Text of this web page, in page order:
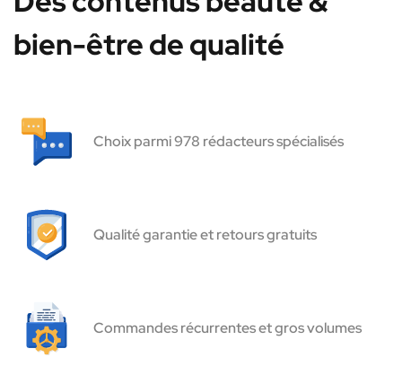
bien-être de qualité
Choix parmi 978 rédacteurs spécialisés
Qualité garantie et retours gratuits
Commandes récurrentes et gros volumes